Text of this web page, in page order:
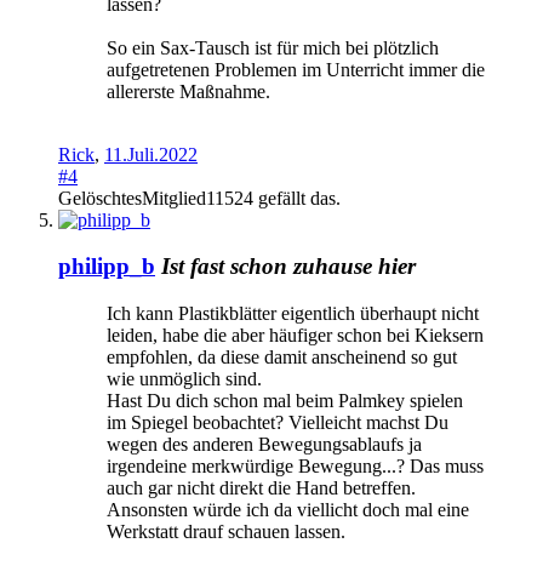
So ein Sax-Tausch ist für mich bei plötzlich
aufgetretenen Problemen im Unterricht immer die
allererste Maßnahme.
Rick, 11.Juli.2022
#4
GelöschtesMitglied11524 gefällt das.
philipp_b Ist fast schon zuhause hier
Ich kann Plastikblätter eigentlich überhaupt nicht
leiden, habe die aber häufiger schon bei Kieksern
empfohlen, da diese damit anscheinend so gut
wie unmöglich sind.
Hast Du dich schon mal beim Palmkey spielen
im Spiegel beobachtet? Vielleicht machst Du
wegen des anderen Bewegungsablaufs ja
irgendeine merkwürdige Bewegung...? Das muss
auch gar nicht direkt die Hand betreffen.
Ansonsten würde ich da viellicht doch mal eine
Werkstatt drauf schauen lassen.